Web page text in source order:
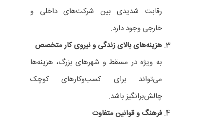
رقابت شدیدی بین شرکت‌های داخلی و
خارجی وجود دارد.
هزینه‌های بالای زندگی و نیروی کار متخصص
به ویژه در مسقط و شهرهای بزرگ، هزینه‌ها
می‌تواند برای کسب‌وکارهای کوچک
چالش‌برانگیز باشد.
فرهنگ و قوانین متفاوت